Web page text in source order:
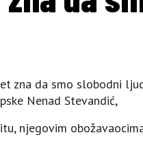
zna da smo slobodni
Nenad Stevandić,
njegovim